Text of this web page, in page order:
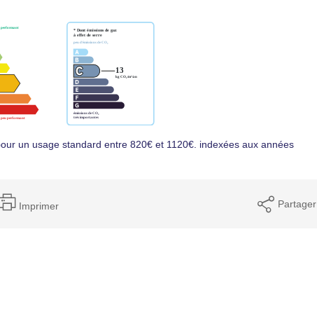
un usage standard entre 820€ et 1120€. indexées aux années
Imprimer Partager